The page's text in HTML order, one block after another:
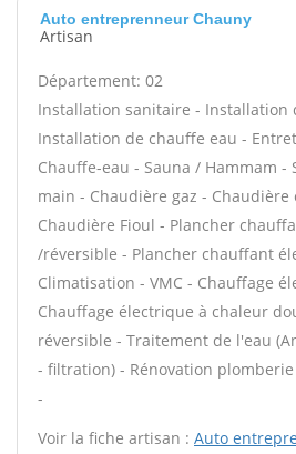
Auto entreprenneur Chauny
Artisan
Département: 02
Installation sanitaire - Installation
Installation de chauffe eau -
Chauffe-eau - Sauna / Hammam -
main - Chaudière gaz - Chaudière
Chaudière Fioul - Plancher
/réversible - Plancher chauffant
Climatisation - VMC - Chauffage
Chauffage électrique à chaleur
réversible - Traitement de l'eau
- filtration) - Rénovation
-
Voir la fiche artisan : Auto